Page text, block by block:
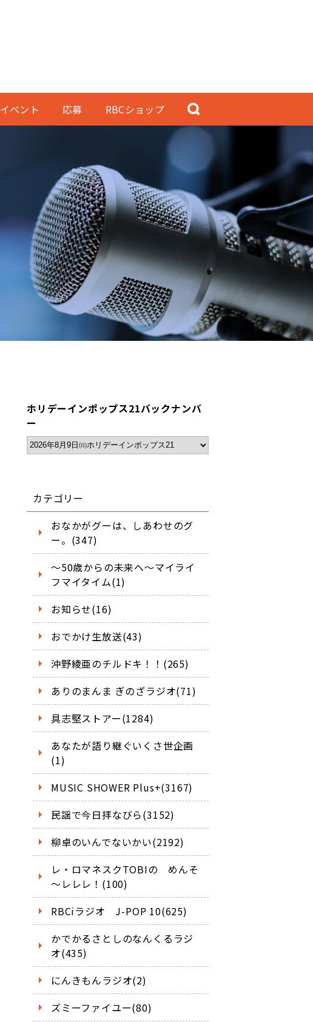
イベント 応募 RBCショップ
ホリデーインポップス21バックナンバ
ー
カテゴリー
おなかがグーは、しあわせのグ
ー。(347)
～50歳からの未来へ～マイライ
フマイタイム(1)
お知らせ(16)
おでかけ生放送(43)
沖野綾亜のチルドキ！！(265)
ありのまんま ぎのざラジオ(71)
具志堅ストアー(1284)
あなたが語り継ぐいくさ世企画
(1)
MUSIC SHOWER Plus+(3167)
民謡で今日拝なびら(3152)
柳卓のいんでないかい(2192)
レ・ロマネスクTOBIの めんそ
～レレレ！(100)
RBCiラジオ J-POP 10(625)
かでかるさとしのなんくるラジ
オ(435)
にんきもんラジオ(2)
ズミーファイユー(80)